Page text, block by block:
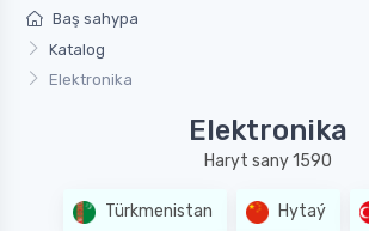
Baş sahypa
Katalog
Elektronika
Elektronika
Haryt sany 1590
Türkmenistan Hytaý